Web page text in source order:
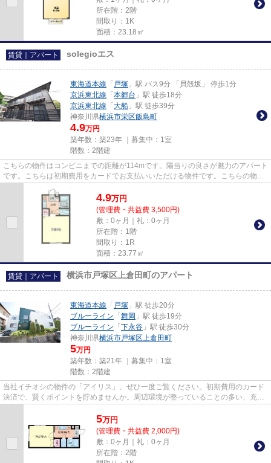
所在階：2階
間取り：1K
面積：23.18㎡
賃貸｜アパート solegioエス
東海道本線 「 戸塚 」駅 バス9分 「貝殻坂」 停歩1分
京浜東北線 「 本郷台 」駅 徒歩18分
京浜東北線 「 大船 」駅 徒歩39分
神奈川県横浜市栄区飯島町
4.9万円
築年数：築23年 ｜募集中： 1室
階数：2階建
こちらの物件はコンビニまでの距離が114mです。陽当りの良さが魅力のアパート
です。こちらは初期費用をカードでお支払いいただける物件です。こちらの物件
4.9万円
(管理費・共益費 3,500円)
敷：0ヶ月｜礼：0ヶ月
所在階：1階
間取り：1R
面積：23.77㎡
賃貸｜アパート 横浜市戸塚区上倉田町のアパート
東海道本線 「 戸塚 」駅 徒歩20分
ブルーライン 「 舞岡 」駅 徒歩19分
ブルーライン 「 下永谷 」駅 徒歩30分
神奈川県横浜市戸塚区上倉田町
5万円
築年数：築21年 ｜募集中： 1室
階数：2階建
当社イチオシの物件の「アイリス」。ぜひ一度ご覧ください。初期費用のカード
決済で、賢くポイントを貯めませんか。周辺環境が整っていることの多い、充実
5万円
(管理費・共益費 2,000円)
敷：0ヶ月｜礼：0ヶ月
所在階：2階